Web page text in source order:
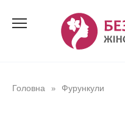
Головна » Фурункули